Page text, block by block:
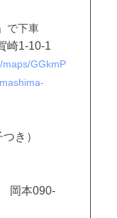
下車
崎1-10-1
GGkmP
き）
岡本090-